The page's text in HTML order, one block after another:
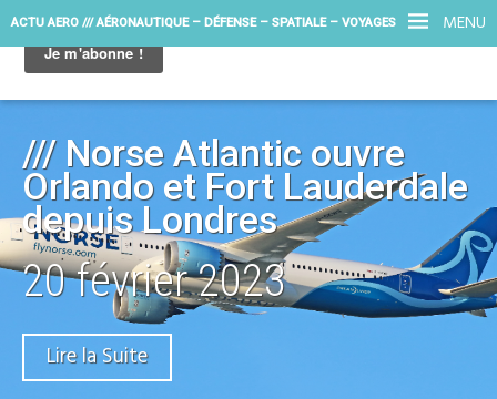
MENU
ACTU AERO /// AÉRONAUTIQUE – DÉFENSE – SPATIALE – VOYAGES
/// Norse Atlantic ouvre
Orlando et Fort Lauderdale
depuis Londres
20 février 2023
Lire la Suite